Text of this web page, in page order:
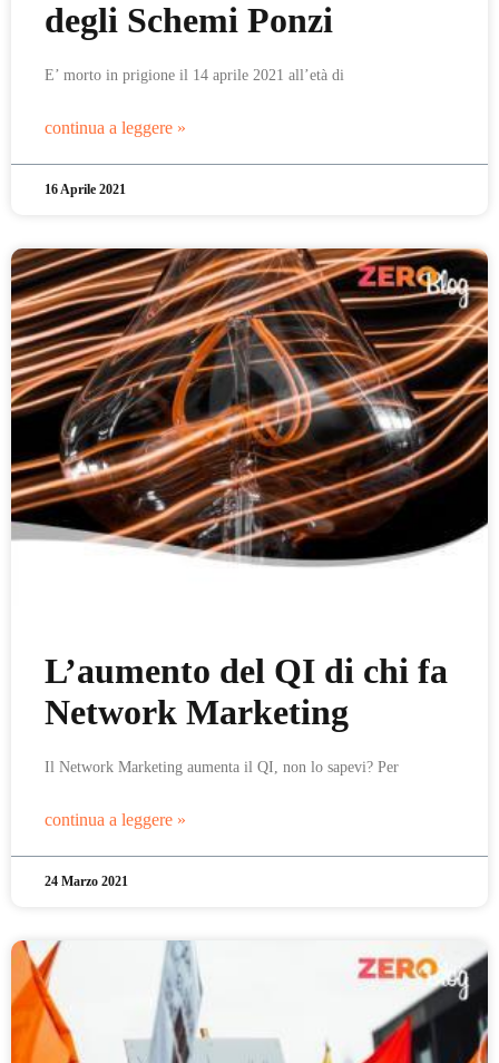
degli Schemi Ponzi
E’ morto in prigione il 14 aprile 2021 all’età di
continua a leggere »
16 Aprile 2021
L’aumento del QI di chi fa
Network Marketing
Il Network Marketing aumenta il QI, non lo sapevi? Per
continua a leggere »
24 Marzo 2021